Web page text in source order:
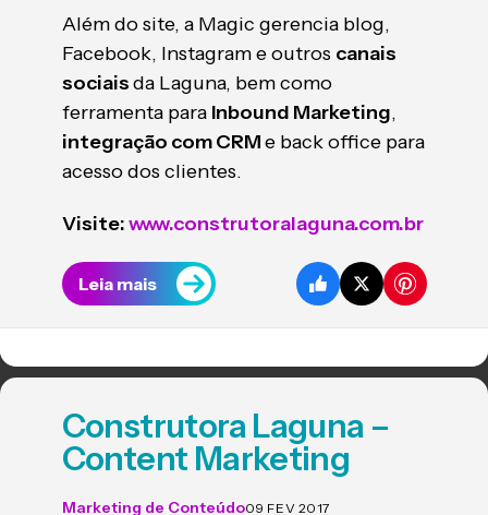
Além do site, a Magic gerencia blog,
Facebook, Instagram e outros canais
sociaisda Laguna, bem como
ferramenta para Inbound Marketing,
integração com CRMe back office para
acesso dos clientes.
Visite:www.construtoralaguna.com.br
Leia mais
Construtora Laguna –
Content Marketing
Marketing de Conteúdo09 FEV 2017